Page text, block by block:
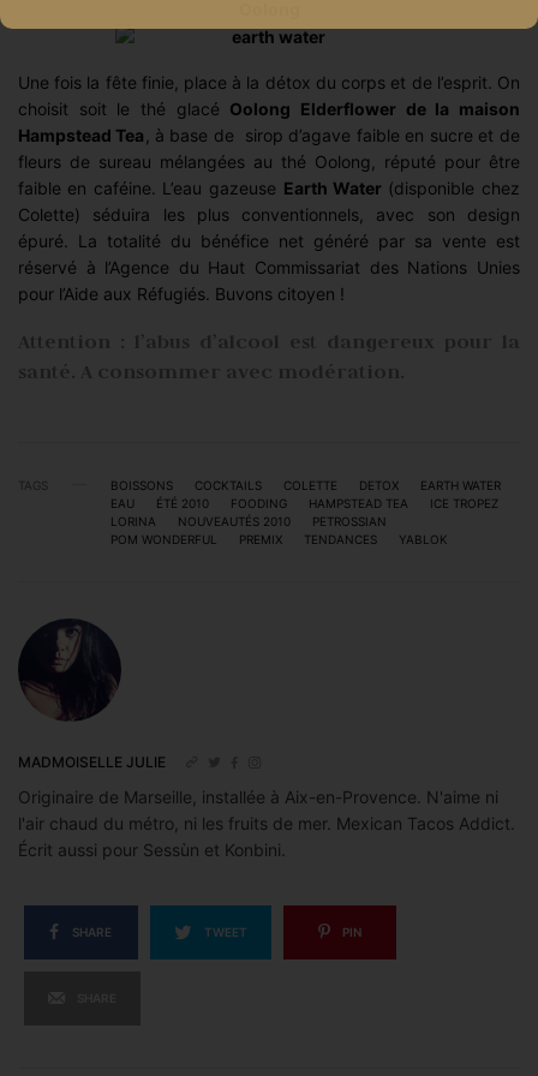
Une fois la fête finie, place à la détox du corps et de l’esprit. On
choisit soit le thé glacé Oolong Elderflower de la maison
Hampstead Tea , à base de sirop d’agave faible en sucre et de
fleurs de sureau mélangées au thé Oolong, réputé pour être
faible en caféine. L’eau gazeuse Earth Water (disponible chez
Colette) séduira les plus conventionnels, avec son design
épuré. La totalité du bénéfice net généré par sa vente est
réservé à l’Agence du Haut Commissariat des Nations Unies
pour l’Aide aux Réfugiés. Buvons citoyen !
Attention : l’abus d’alcool est dangereux pour la
santé. A consommer avec modération.
TAGS BOISSONS COCKTAILS COLETTE DETOX
EARTH WATER
EAU
ÉTÉ 2010 FOODING HAMPSTEAD TEA
ICE TROPEZ
LORINA
NOUVEAUTÉS 2010
PETROSSIAN
POM WONDERFUL
PREMIX TENDANCES YABLOK
MADMOISELLE JULIE
Originaire de Marseille, installée à Aix-en-Provence. N'aime ni
l'air chaud du métro, ni les fruits de mer. Mexican Tacos Addict.
Écrit aussi pour Sessùn et Konbini.
SHARE TWEET PIN